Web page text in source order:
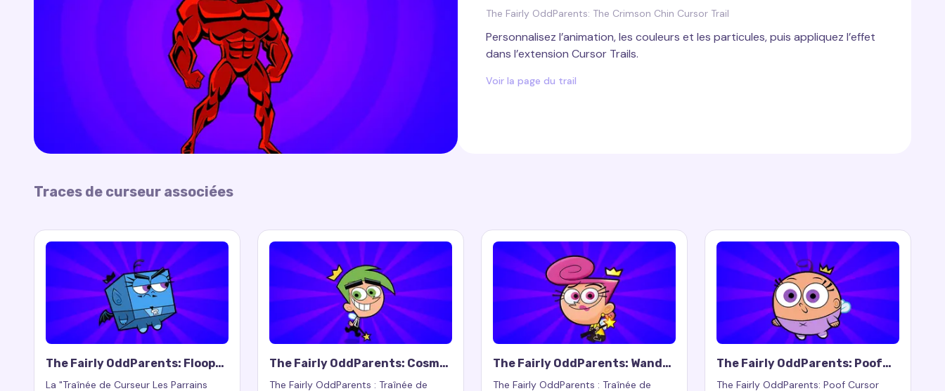
The Fairly OddParents: The Crimson Chin Cursor Trail
Personnalisez l’animation, les couleurs et les particules, puis appliquez l’effet
dans l’extension Cursor Trails.
Voir la page du trail
Traces de curseur associées
The Fairly OddParents: Floop
Cursor Trail
La "Traînée de Curseur Les Parrains
The Fairly OddParents: Cosmo
Cursor Trail
The Fairly OddParents : Traînée de
The Fairly OddParents: Wanda
Cursor Trail
The Fairly OddParents : Traînée de
The Fairly OddParents: Poof
Cursor Trail
The Fairly OddParents: Poof Cursor